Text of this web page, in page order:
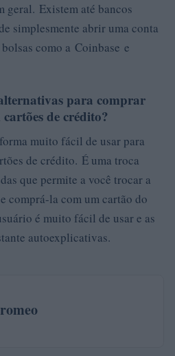
geral. Existem até bancos
simplesmente abrir uma conta
como a Coinbase e
para comprar
de crédito?
muito fácil de usar para
de crédito. É uma troca
que permite a você trocar a
comprá-la com um cartão do
é muito fácil de usar e as
autoexplicativas.